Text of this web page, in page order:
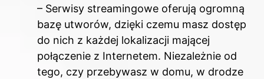
– Serwisy streamingowe oferują ogromną
bazę utworów, dzięki czemu masz dostęp
do nich z każdej lokalizacji mającej
połączenie z Internetem. Niezależnie od
tego, czy przebywasz w domu, w drodze